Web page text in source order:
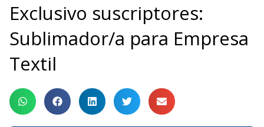
Exclusivo suscriptores:
Sublimador/a para Empresa
Textil